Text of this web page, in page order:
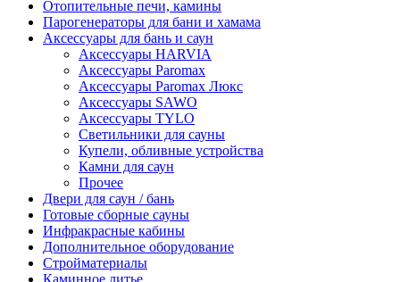
Отопительные печи, камины
Парогенераторы для бани и хамама
Аксессуары для бань и саун
Аксессуары HARVIA
Аксессуары Paromax
Аксессуары Paromax Люкс
Аксессуары SAWO
Аксессуары TYLO
Светильники для сауны
Купели, обливные устройства
Камни для саун
Прочее
Двери для саун / бань
Готовые сборные сауны
Инфракрасные кабины
Дополнительное оборудование
Стройматериалы
Каминное литье